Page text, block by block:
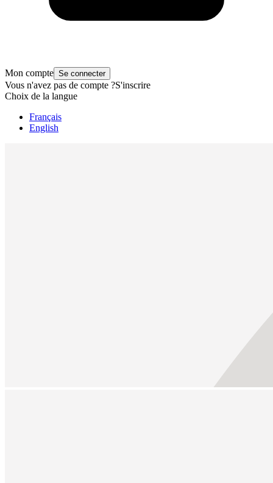
Mon compte Se connecter
Vous n'avez pas de compte ?S'inscrire
Choix de la langue
Français
English